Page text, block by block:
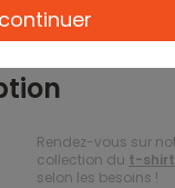
Rendez-vous sur
collection du t-shirt
selon les besoins !